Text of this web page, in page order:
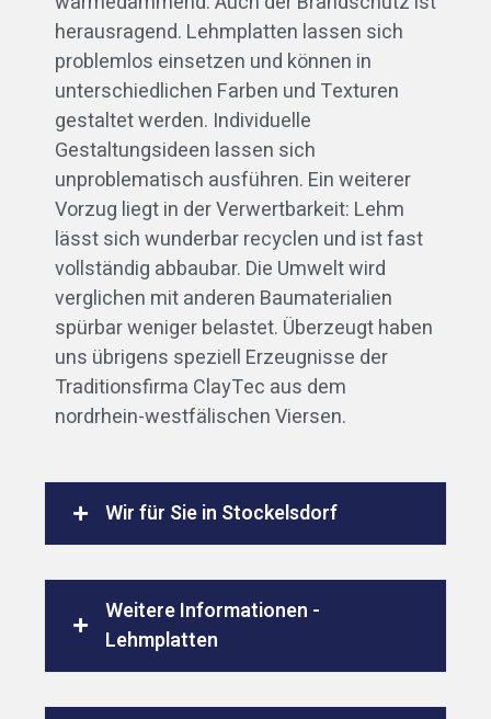
herausragend. Lehmplatten lassen sich
problemlos einsetzen und können in
unterschiedlichen Farben und Texturen
gestaltet werden. Individuelle
Gestaltungsideen lassen sich
unproblematisch ausführen. Ein weiterer
Vorzug liegt in der Verwertbarkeit: Lehm
lässt sich wunderbar recyclen und ist fast
vollständig abbaubar. Die Umwelt wird
verglichen mit anderen Baumaterialien
spürbar weniger belastet. Überzeugt haben
uns übrigens speziell Erzeugnisse der
Traditionsfirma ClayTec aus dem
nordrhein-westfälischen Viersen.
Wir für Sie in Stockelsdorf
Weitere Informationen -
Lehmplatten